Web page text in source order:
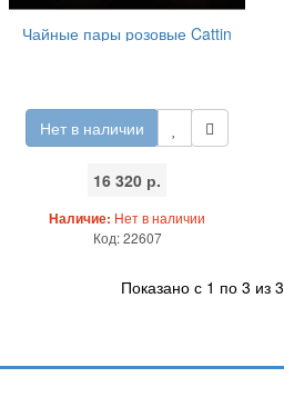
Чайные пары розовые Cattin
Нет в наличии
16 320 р.
Наличие: Нет в наличии
Код: 22607
Показано с 1 по 3 из